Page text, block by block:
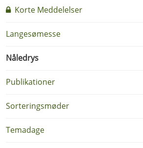
Korte Meddelelser
Langesømesse
Nåledrys
Publikationer
Sorteringsmøder
Temadage